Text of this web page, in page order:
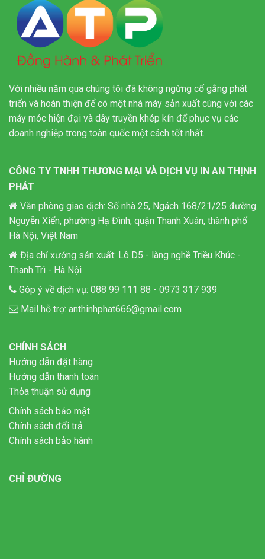
Với nhiều năm qua chúng tôi đã không ngừng cố gắng phát
triển và hoàn thiện để có một nhà máy sản xuất cùng với các
máy móc hiện đại và dây truyền khép kín để phục vụ các
doanh nghiệp trong toàn quốc một cách tốt nhất.
CÔNG TY TNHH THƯƠNG MẠI VÀ DỊCH VỤ IN AN THỊNH
PHÁT
Văn phòng giao dịch: Số nhà 25, Ngách 168/21/25 đường
Nguyễn Xiển, phường Hạ Đình, quận Thanh Xuân, thành phố
Hà Nội, Việt Nam
Địa chỉ xưởng sản xuất: Lô D5 - làng nghề Triều Khúc -
Thanh Trì - Hà Nội
Góp ý về dịch vụ: 088 99 111 88 - 0973 317 939
Mail hỗ trợ: anthinhphat666@gmail.com
CHÍNH SÁCH
Hướng dẫn đặt hàng
Hướng dẫn thanh toán
Thỏa thuận sử dụng
Chính sách bảo mật
Chính sách đổi trả
Chính sách bảo hành
CHỈ ĐƯỜNG